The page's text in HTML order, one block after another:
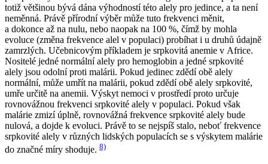
totiž většinou bývá dána výhodností této alely pro jedince, a ta není
neměnná. Právě přírodní výběr může tuto frekvenci měnit,
a dokonce až na nulu, nebo naopak na 100 %, čímž by mohla
evoluce (změna frekvence alel v populaci) probíhat i u druhů údajně
zamrzlých. Učebnicovým příkladem je srpkovitá anemie v Africe.
Nositelé jedné normální alely pro hemoglobin a jedné srpkovité
alely jsou odolní proti malárii. Pokud jedinec zdědí obě alely
normální, může umřít na malárii, pokud zdědí obě alely srpkovité,
umře určitě na anemii. Výskyt nemoci v prostředí proto určuje
rovnovážnou frekvenci srpkovité alely v populaci. Pokud však
malárie zmizí úplně, rovnovážná frekvence srpkovité alely bude
nulová, a dojde k evoluci. Právě to se nejspíš stalo, neboť frekvence
srpkovité alely v různých lidských populacích se s výskytem malárie
do značné míry shoduje. 8)